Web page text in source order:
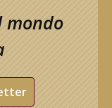
mondo